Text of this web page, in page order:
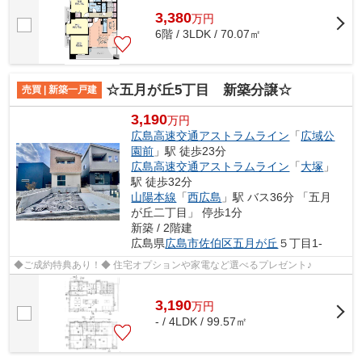
3,380万円
6階 / 3LDK / 70.07㎡
売買 | 新築一戸建 ☆五月が丘5丁目 新築分譲☆
3,190万円
広島高速交通アストラムライン 「広域公
園前 」駅 徒歩23分
広島高速交通アストラムライン 「大塚 」
駅 徒歩32分
山陽本線 「西広島 」駅 バス36分 「五月
が丘二丁目」 停歩1分
新築 / 2階建
広島県広島市佐伯区五月が丘 ５丁目1-
◆ご成約特典あり！◆ 住宅オプションや家電など選べるプレゼント♪
3,190万円
- / 4LDK / 99.57㎡